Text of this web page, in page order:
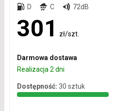
D C 72dB
301 zł/szt.
Darmowa dostawa
Realizacja 2 dni
Dostępność: 30 sztuk